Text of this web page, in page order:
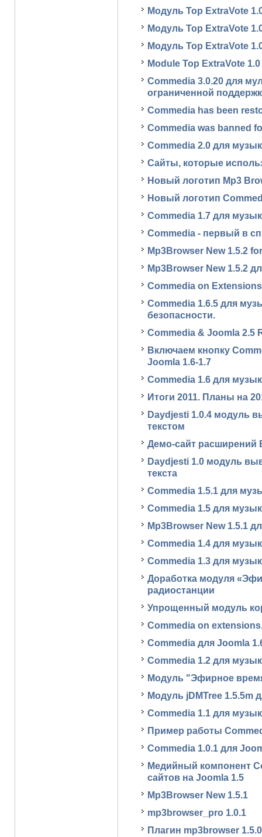
Модуль Top ExtraVote
Модуль Top ExtraVote
Модуль Top ExtraVote
Module Top ExtraVote 1.0
Commedia 3.0.20 для
ограниченной
Commedia has been
Commedia was banned
Commedia 2.0 для
Сайты, которые
Новый логотип Mp3
Новый логотип
Commedia 1.7 для
Commedia - первый в
Mp3Browser New 1.5.2
Mp3Browser New 1.5.2
Commedia on
Commedia 1.6.5 для
безопасности.
Commedia & Joomla 2.5
Включаем кнопку
Joomla 1.6-1.7
Commedia 1.6 для
Итоги 2011. Планы на
Daydjesti 1.0.4 модуль
текстом
Демо-сайт расширений
Daydjesti 1.0 модуль
текста
Commedia 1.5.1 для
Commedia 1.5 для
Mp3Browser New 1.5.1
Commedia 1.4 для
Commedia 1.3 для
Доработка модуля
радиостанции
Упрощенный модуль
Commedia on
Commedia для Joomla
Commedia 1.2 для
Модуль "Эфирное
Модуль jDMTree 1.5.5m
Commedia 1.1 для
Пример работы
Commedia 1.0.1 для
Медийный компонент
сайтов на Joomla 1.5
Mp3Browser New 1.5.1
mp3browser_pro 1.0.1
Плагин mp3browser